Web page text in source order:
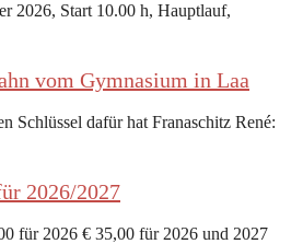
2026, Start 10.00 h, Hauptlauf,
vom Gymnasium in Laa
Schlüssel dafür hat Franaschitz René:
2026/2027
für 2026 € 35,00 für 2026 und 2027